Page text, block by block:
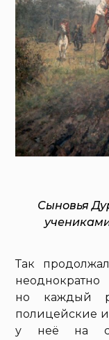
Сыновья
Так
но каждый
полицейские
у неё на